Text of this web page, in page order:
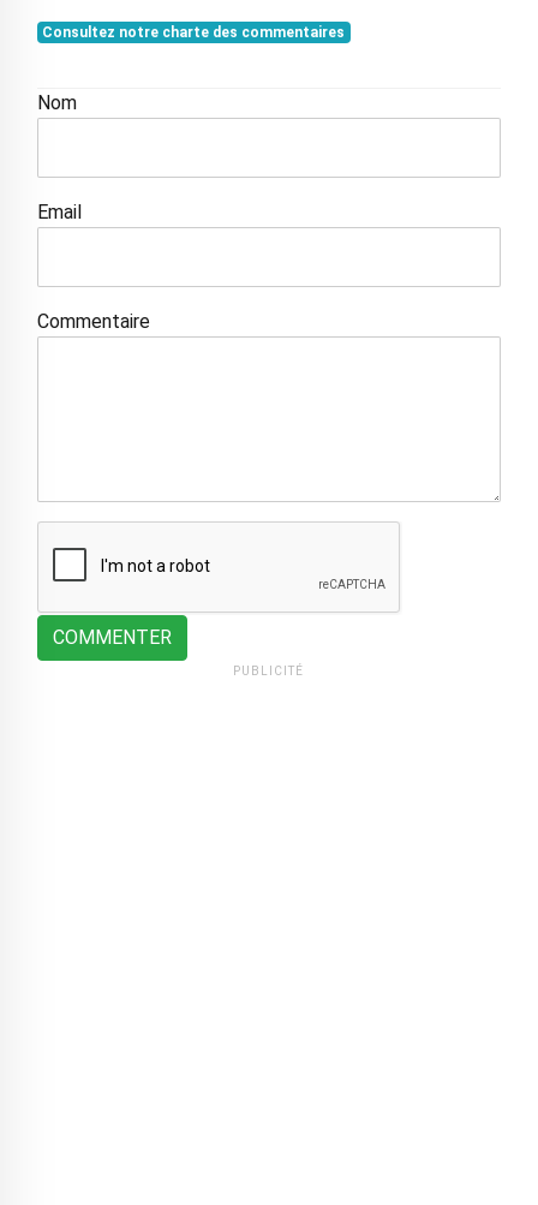
Consultez notre charte des commentaires
Nom
Email
Commentaire
COMMENTER
PUBLICITÉ